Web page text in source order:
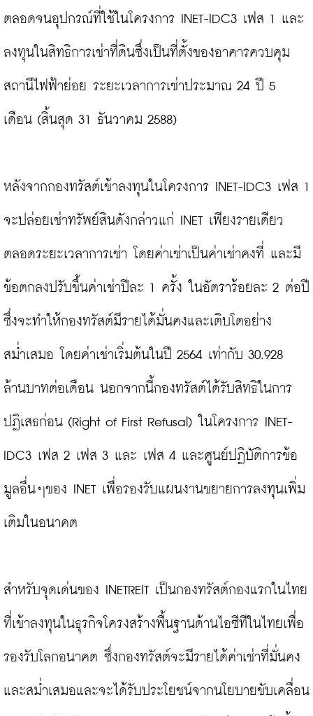
ตลอดจนอุปกรณ์ที่ใช้ในโครงการ INET-IDC3 เฟส 1 และ
ลงทุนในสิทธิการเช่าที่ดินซึ่งเป็นที่ตั้งของอาคารควบคุม
สถานีไฟฟ้าย่อย ระยะเวลาการเช่าประมาณ 24 ปี 5
เดือน (สิ้นสุด 31 ธันวาคม 2588)
หลังจากกองทรัสต์เข้าลงทุนในโครงการ INET-IDC3 เฟส 1
จะปล่อยเช่าทรัพย์สินดังกล่าวแก่ INET เพียงรายเดียว
ตลอดระยะเวลาการเช่า โดยค่าเช่าเป็นค่าเช่าคงที่ และมี
ข้อตกลงปรับขึ้นค่าเช่าปีละ 1 ครั้ง ในอัตราร้อยละ 2 ต่อปี
ซึ่งจะทำให้กองทรัสต์มีรายได้มั่นคงและเติบโตอย่าง
สม่ำเสมอ โดยค่าเช่าเริ่มต้นในปี 2564 เท่ากับ 30.928
ล้านบาทต่อเดือน นอกจากนี้กองทรัสต์ได้รับสิทธิในการ
ปฏิเสธก่อน (Right of First Refusal) ในโครงการ INET-
IDC3 เฟส 2 เฟส 3 และ เฟส 4 และศูนย์ปฏิบัติการข้อ
มูลอื่นๆของ INET เพื่อรองรับแผนงานขยายการลงทุนเพิ่ม
เติมในอนาคต
สำหรับจุดเด่นของ INETREIT เป็นกองทรัสต์กองแรกในไทย
ที่เข้าลงทุนในธุรกิจโครงสร้างพื้นฐานด้านไอซีทีในไทยเพื่อ
รองรับโลกอนาคต ซึ่งกองทรัสต์จะมีรายได้ค่าเช่าที่มั่นคง
และสม่ำเสมอและจะได้รับประโยชน์จากนโยบายขับเคลื่อน